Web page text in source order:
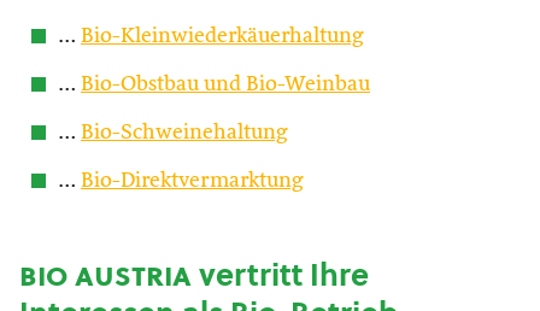
… Bio-Kleinwiederkäuerhaltung
… Bio-Obstbau und Bio-Weinbau
… Bio-Schweinehaltung
… Bio-Direktvermarktung
bio austriavertritt Ihre